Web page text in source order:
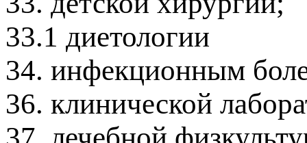
33.1 диетологии
34. инфекционным
36. клинической